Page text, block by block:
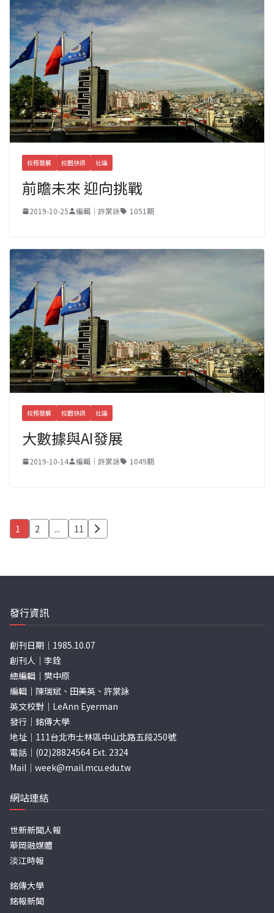
校務發展 校園快訊 社論
前瞻未來 迎向挑戰
2019-10-25 編輯｜許棠詠 1051期
校務發展 校園快訊 社論
大數據與AI發展
2019-10-14 編輯｜許棠詠 1049期
文
分
頁
1 2 ... 11
發行資訊
創刊日期｜1985.10.07
創刊人｜李銓
總編輯｜樊中原
編輯｜陳瑞斌、田美英、許棠詠
英文校對｜LeAnn Eyerman
發行｜銘傳大學
地址｜111台北市士林區中山北路五段250號
電話｜(02)28824564 Ext. 2324
Mail｜ week@mail.mcu.edu.tw
網站連結
世新新聞人報
華岡融媒體
淡江時報
銘傳大學
銘報新聞